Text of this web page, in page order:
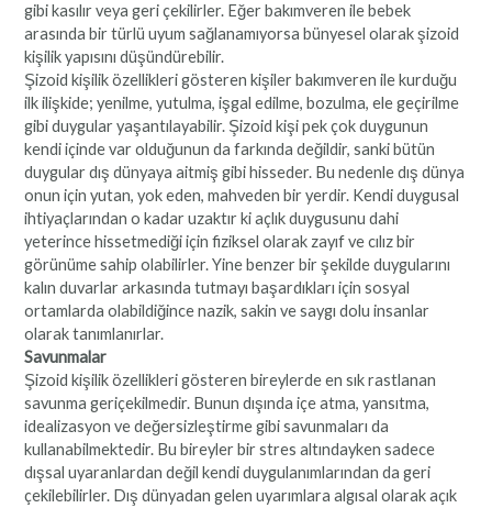
gibi kasılır veya geri çekilirler. Eğer bakımveren ile bebek
arasında bir türlü uyum sağlanamıyorsa bünyesel olarak şizoid
kişilik yapısını düşündürebilir.
Şizoid kişilik özellikleri gösteren kişiler bakımveren ile kurduğu
ilk ilişkide; yenilme, yutulma, işgal edilme, bozulma, ele geçirilme
gibi duygular yaşantılayabilir. Şizoid kişi pek çok duygunun
kendi içinde var olduğunun da farkında değildir, sanki bütün
duygular dış dünyaya aitmiş gibi hisseder. Bu nedenle dış dünya
onun için yutan, yok eden, mahveden bir yerdir. Kendi duygusal
ihtiyaçlarından o kadar uzaktır ki açlık duygusunu dahi
yeterince hissetmediği için fiziksel olarak zayıf ve cılız bir
görünüme sahip olabilirler. Yine benzer bir şekilde duygularını
kalın duvarlar arkasında tutmayı başardıkları için sosyal
ortamlarda olabildiğince nazik, sakin ve saygı dolu insanlar
olarak tanımlanırlar.
Savunmalar
Şizoid kişilik özellikleri gösteren bireylerde en sık rastlanan
savunma geriçekilmedir. Bunun dışında içe atma, yansıtma,
idealizasyon ve değersizleştirme gibi savunmaları da
kullanabilmektedir. Bu bireyler bir stres altındayken sadece
dışsal uyaranlardan değil kendi duygulanımlarından da geri
çekilebilirler. Dış dünyadan gelen uyarımlara algısal olarak açık